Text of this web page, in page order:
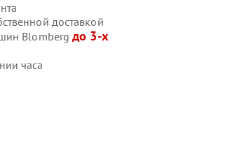
доставкой
Blombergдо 3-х
часа